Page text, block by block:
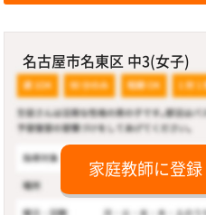
名古屋市名東区 中3(女子)
家庭教師に登